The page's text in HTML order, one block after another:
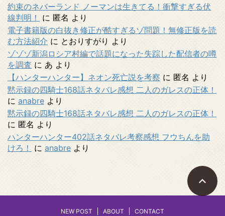
約束のネバーランド ノーマンは生きてる！衝撃すぎる伏
線判明！
に 匿名 より
電子書籍版の白抜き修正が酷すぎるゾ問題！無修正版を読
む方法紹介 に とおりすがり より
ゾゾゾ新潟ロシア村編で話題になった失踪した配信者の噂
を調査 に あ より
【ハンターハンター】ネオン死亡説を考察 に 匿名 より
黙示録の四騎士168話ネタバレ感想 二人のガレスの正体！
に anabre より
黙示録の四騎士168話ネタバレ感想 二人のガレスの正体！
に 匿名 より
ハンターハンター402話ネタバレ考察感想 フウちんを助
けろ！
に anabre より
NEW POST ABOUT CONTACT